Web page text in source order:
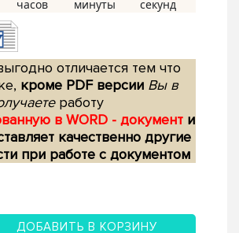
отличается тем что
кроме PDF версии Вы в
работу
в WORD - документ и
качественно другие
при работе с документом
ДОБАВИТЬ В КОРЗИНУ